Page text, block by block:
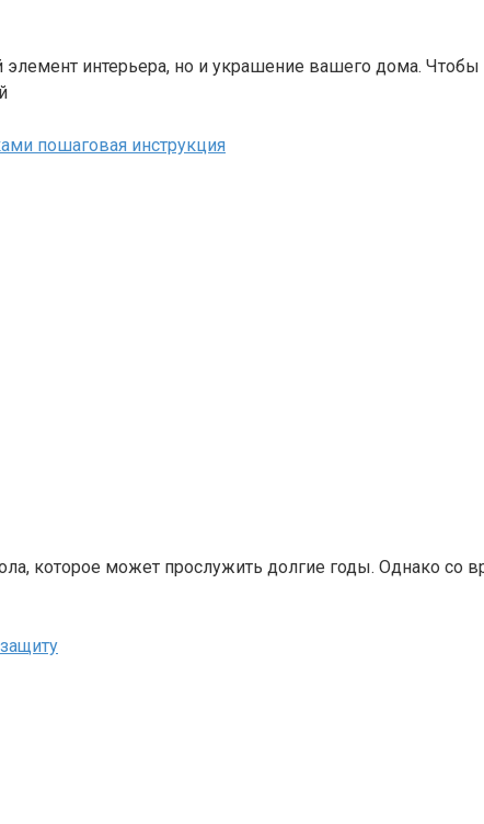
интерьера, но и украшение вашего дома.
пошаговая инструкция
которое может прослужить долгие годы. Однако